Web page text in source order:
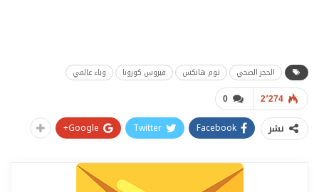
الحجر الصحي توم هانكس فيروس كورونا وباء عالمي
0 2٬274
نشر Facebook
Twitter
Google+